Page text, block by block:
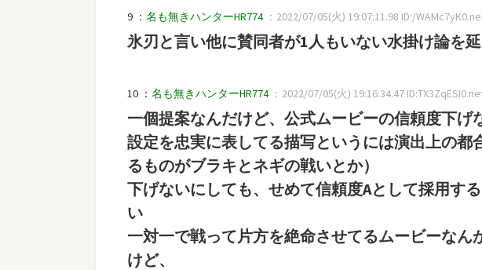
9 ： 名も無きハンターHR774 ：2022/07/05(火) 19:07:11.98 ID:/
氷刃と言い他に賛同者が1人もいない水掛け論を
10 ： 名も無きハンターHR774 ：2022/07/05(火) 19:16:34.47
一個提案なんだけど、公式ムービーの信頼度下げ
設定を忠実に表してる描写というには演出上の都
るものがブラキとネギの戦いとか）
下げないにしても、せめて信頼度Aとして採用す
い
一対一で戦って片方を絶命させてるムービーなん
けど、